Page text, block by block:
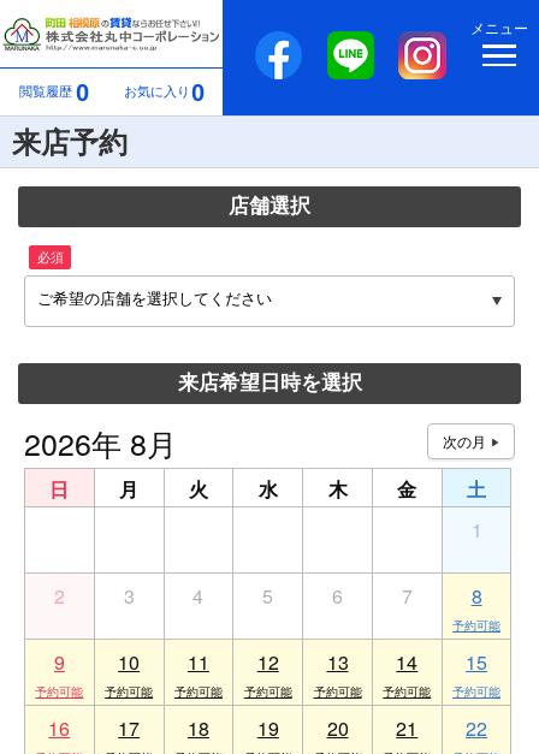
閲覧履歴 0 お気に入り 0
メニュー
来店予約
店舗選択
必須
ご希望の店舗を選択してください
来店希望日時を選択
2026年 8月
日 月 火 水 木 金
土
1
2 3 4 5 6 7 8
9 10 11 12 13 14 15
16 17 18 19 20 21 22